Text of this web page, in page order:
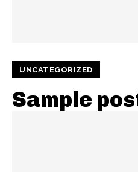
UNCATEGORIZED
Sample